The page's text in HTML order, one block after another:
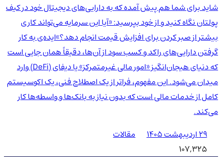
شاید برای شما هم پیش آمده که به دارایی‌های دیجیتال خود در کیف
پولتان نگاه کنید و از خود بپرسید: «آیا این سرمایه می‌تواند کاری
بیشتر از صبر کردن برای افزایش قیمت انجام دهد؟»ایده‌ی به کار
گرفتن دارایی‌های راکد و کسب سود از آن‌ها، دقیقاً همان جایی است
که دنیای هیجان‌انگیز «امور مالی غیرمتمرکز» یا دیفای (DeFi) وارد
میدان می‌شود. این مفهوم، فراتر از یک اصطلاح فنی، یک اکوسیستم
کامل از خدمات مالی است که بدون نیاز به بانک‌ها و واسطه‌ها کار
می‌کند.
۲۹ اردیبهشت ۱۴۰۵
مقالات
107,325